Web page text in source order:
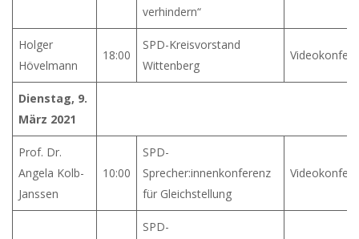
verhindern“
Holger
Hövelmann
18:00
SPD-Kreisvorstand
Wittenberg
Dienstag, 9.
März 2021
Prof. Dr.
Angela Kolb-
Janssen
10:00
SPD-
Sprecher:innenkonferenz
für Gleichstellung
SPD-